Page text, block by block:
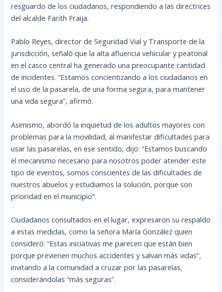
resguardo de los ciudadanos, respondiendo a las directrices
del alcalde Farith Fraija.
Pablo Reyes, director de Seguridad Vial y Transporte de la
jurisdicción, señaló que la alta afluencia vehicular y peatonal
en el casco central ha generado una preocupante cantidad
de incidentes. “Estamos concientizando a los ciudadanos en
el uso de la pasarela, de una forma segura, para mantener
una vida segura”, afirmó.
Asimismo, abordó la inquietud de los adultos mayores con
problemas para la movilidad, al manifestar dificultades para
usar las pasarelas, en ese sentido, dijo: “Estamos buscando
el mecanismo necesario para nosotros poder atender este
tipo de eventos, somos conscientes de las dificultades de
nuestros abuelos y estudiamos la solución, porque son
prioridad en el municipio”.
Ciudadanos consultados en el lugar, expresaron su respaldo
a estas medidas, como la señora María González quien
consideró: “Estas iniciativas me parecen que están bien
porque previenen muchos accidentes y salvan más vidas”,
invitando a la comunidad a cruzar por las pasarelas,
considerándolas “más seguras”.